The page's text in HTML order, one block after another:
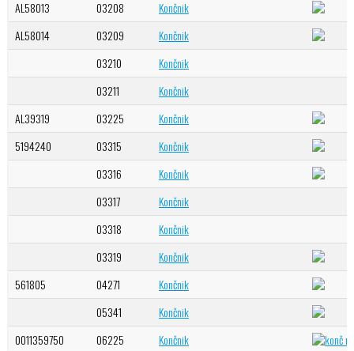
AL58013
03208
Končnik
AL58014
03209
Končnik
03210
Končnik
03211
Končnik
AL39319
03225
Končnik
5194240
03315
Končnik
03316
Končnik
03317
Končnik
03318
Končnik
03319
Končnik
561805
04271
Končnik
05341
Končnik
0011359750
06225
Končnik